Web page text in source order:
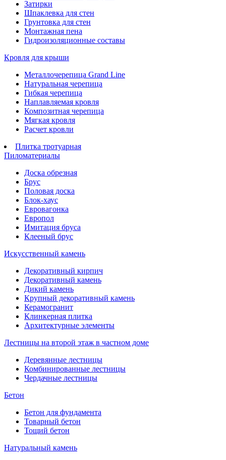
Затирки
Шпаклевка для стен
Грунтовка для стен
Монтажная пена
Гидроизоляционные составы
Кровля для крыши
Металлочерепица Grand Line
Натуральная черепица
Гибкая черепица
Наплавляемая кровля
Композитная черепица
Мягкая кровля
Расчет кровли
Плитка тротуарная
Пиломатериалы
Доска обрезная
Брус
Половая доска
Блок-хаус
Евровагонка
Европол
Имитация бруса
Клееный брус
Искусственный камень
Декоративный кирпич
Декоративный камень
Дикий камень
Крупный декоративный камень
Керамогранит
Клинкерная плитка
Архитектурные элементы
Лестницы на второй этаж в частном доме
Деревянные лестницы
Комбинированные лестницы
Чердачные лестницы
Бетон
Бетон для фундамента
Товарный бетон
Тощий бетон
Натуральный камень